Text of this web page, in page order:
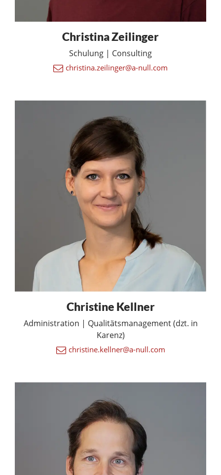
Christina Zeilinger
Schulung | Consulting
christina.zeilinger@a-null.com
Christine Kellner
Administration | Qualitätsmanagement (dzt. in
Karenz)
christine.kellner@a-null.com